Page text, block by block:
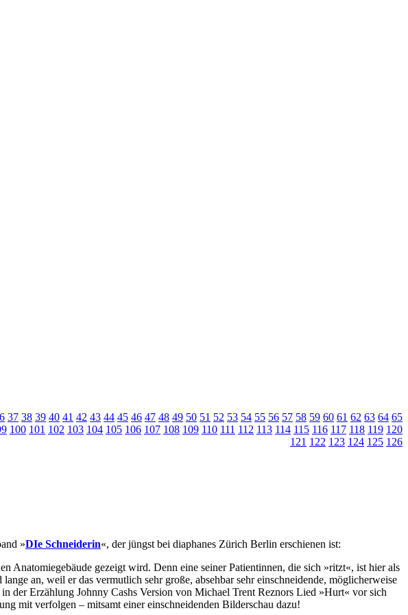
37 38 39 40 41 42 43 44 45 46 47 48 49 50 51 52 53 54 55 56 57 58 59 60 61 62 63 64 65
100 101 102 103 104 105 106 107 108 109 110 111 112 113 114 115 116 117 118 119 120
121 122 123 124 125 126
»DIe Schneiderin«, der jüngst bei diaphanes Zürich Berlin erschienen ist:
Anatomiegebäude gezeigt wird. Denn eine seiner Patientinnen, die sich »ritzt«, ist hier als
an, weil er das vermutlich sehr große, absehbar sehr einschneidende, möglicherweise
der Erzählung Johnny Cashs Version von Michael Trent Reznors Lied »Hurt« vor sich
mit verfolgen – mitsamt einer einschneidenden Bilderschau dazu!